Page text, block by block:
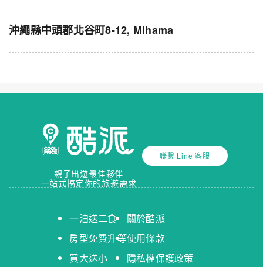
沖繩縣中頭郡北谷町8-12, Mihama
親子出遊最佳夥伴
一站式搞定你的旅遊需求
聯繫 Line 客服
一泊送二食
房型免費升等
買大送小
關於酷派
使用條款
隱私權保護政策